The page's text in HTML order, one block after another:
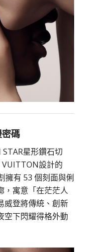
碼
星形鑽石切
VUITTON設計的
擁有 53 個刻面與俐
，寓意「在茫茫人
威登將傳統、創新
空下閃耀得格外動